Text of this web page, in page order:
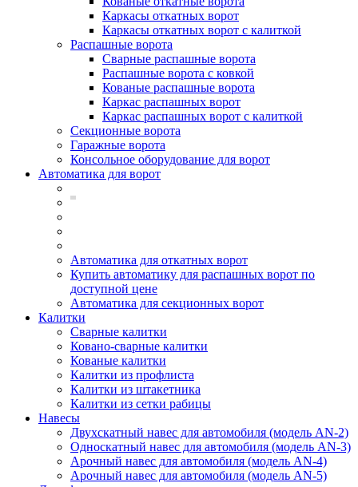
Каркасы откатных ворот
Каркасы откатных ворот с калиткой
Распашные ворота
Сварные распашные ворота
Распашные ворота с ковкой
Кованые распашные ворота
Каркас распашных ворот
Каркас распашных ворот с калиткой
Секционные ворота
Гаражные ворота
Консольное оборудование для ворот
Автоматика для ворот
Автоматика для откатных ворот
Купить автоматику для распашных ворот по
доступной цене
Автоматика для секционных ворот
Калитки
Сварные калитки
Ковано-сварные калитки
Кованые калитки
Калитки из профлиста
Калитки из штакетника
Калитки из сетки рабицы
Навесы
Двухскатный навес для автомобиля (модель AN-2)
Односкатный навес для автомобиля (модель AN-3)
Арочный навес для автомобиля (модель AN-4)
Арочный навес для автомобиля (модель AN-5)